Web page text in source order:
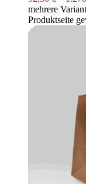
mehrere
Produktseite